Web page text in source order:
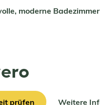
moderne Badezimmer
prüfen Weitere